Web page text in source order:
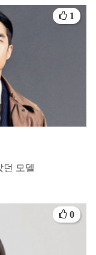
던 모델
1
0